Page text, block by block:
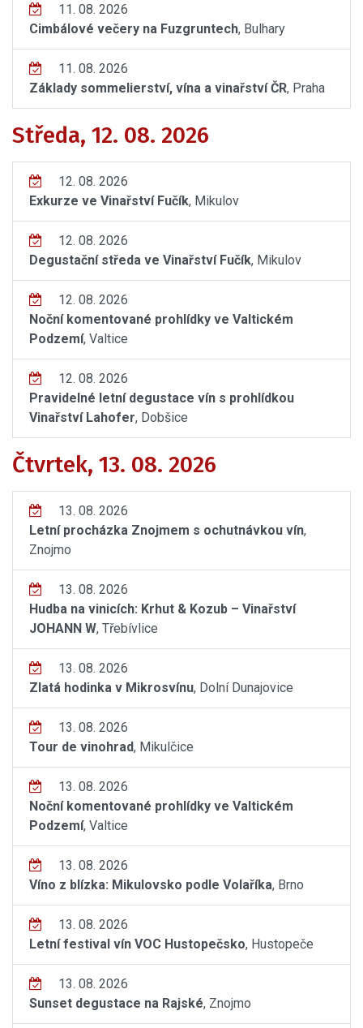
11. 08. 2026
Cimbálové večery na Fuzgruntech, Bulhary
11. 08. 2026
Základy sommelierství, vína a vinařství ČR, Praha
Středa, 12. 08. 2026
12. 08. 2026
Exkurze ve Vinařství Fučík, Mikulov
12. 08. 2026
Degustační středa ve Vinařství Fučík, Mikulov
12. 08. 2026
Noční komentované prohlídky ve Valtickém
Podzemí, Valtice
12. 08. 2026
Pravidelné letní degustace vín s prohlídkou
Vinařství Lahofer, Dobšice
Čtvrtek, 13. 08. 2026
13. 08. 2026
Letní procházka Znojmem s ochutnávkou vín,
Znojmo
13. 08. 2026
Hudba na vinicích: Krhut & Kozub – Vinařství
JOHANN W, Třebívlice
13. 08. 2026
Zlatá hodinka v Mikrosvínu, Dolní Dunajovice
13. 08. 2026
Tour de vinohrad, Mikulčice
13. 08. 2026
Noční komentované prohlídky ve Valtickém
Podzemí, Valtice
13. 08. 2026
Víno z blízka: Mikulovsko podle Volaříka, Brno
13. 08. 2026
Letní festival vín VOC Hustopečsko, Hustopeče
13. 08. 2026
Sunset degustace na Rajské, Znojmo